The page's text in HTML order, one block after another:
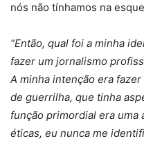
nós não tínhamos na
“Então, qual foi a minha
fazer um jornalismo
A minha intenção era
de guerrilha, que tinha
função primordial era uma
éticas, eu nunca me